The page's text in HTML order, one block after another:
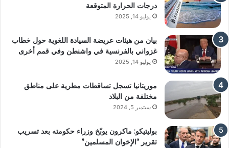
درجات الحرارة المتوقعة
يوليو 14, 2025
بيان من هيئات عريضة السيادة اللغوية حول خطاب
غزواني بالفرنسية في واشنطن وفي قمم أخرى
يوليو 14, 2025
موريتانيا تسجل تساقطات مطرية على مناطق
مختلفة من البلاد
سبتمبر 5, 2024
بوليتيكو: ماكرون يوبّخ وزراء حكومته بعد تسريب
تقرير “الإخوان المسلمين”